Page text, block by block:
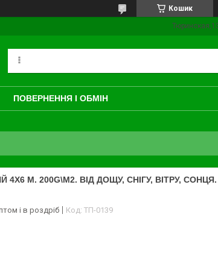
Кошик
ПОВЕРНЕННЯ І ОБМІН
4Х6 М. 200G\M2. ВІД ДОЩУ, СНІГУ, ВІТРУ, СОНЦЯ.
і в роздріб Код: ТП-0139